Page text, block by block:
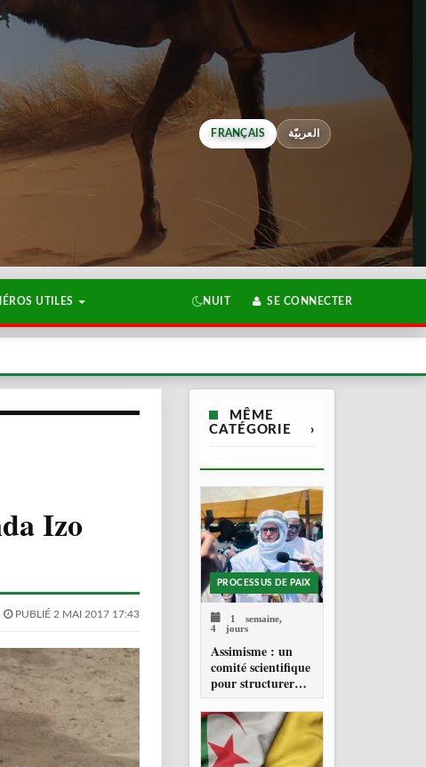
FRANÇAIS العربيّة
UTILES NUIT SE CONNECTER
Izo
PUBLIÉ 2 MAI 2017 17:43
MÊME
CATÉGORIE
›
PROCESSUS DE PAIX
1 semaine,
4 jours
Assimisme : un
comité scientifique
pour structurer
une doctrine de la
refondation